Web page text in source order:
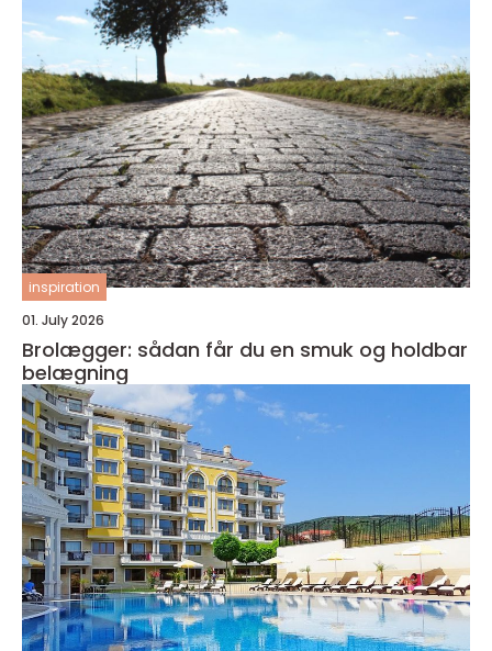
inspiration
01. July 2026
Brolægger: sådan får du en smuk og holdbar
belægning